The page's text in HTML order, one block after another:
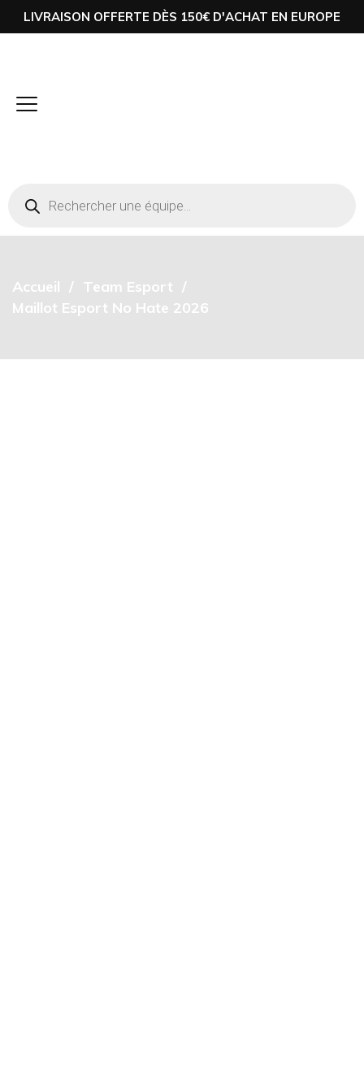
LIVRAISON OFFERTE DÈS 150€ D'ACHAT EN EUROPE
Accueil
Team Esport
Maillot Esport No Hate 2026